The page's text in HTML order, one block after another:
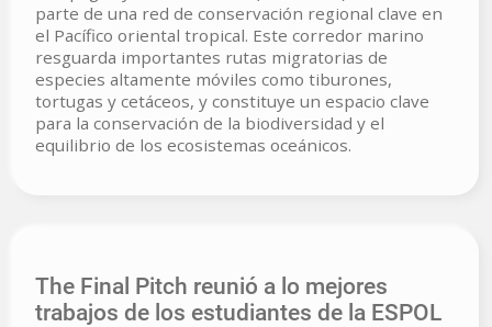
parte de una red de conservación regional clave en
el Pacífico oriental tropical. Este corredor marino
resguarda importantes rutas migratorias de
especies altamente móviles como tiburones,
tortugas y cetáceos, y constituye un espacio clave
para la conservación de la biodiversidad y el
equilibrio de los ecosistemas oceánicos.
The Final Pitch reunió a lo mejores
trabajos de los estudiantes de la ESPOL